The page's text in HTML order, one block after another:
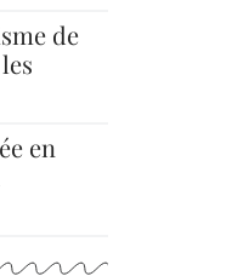
de
en